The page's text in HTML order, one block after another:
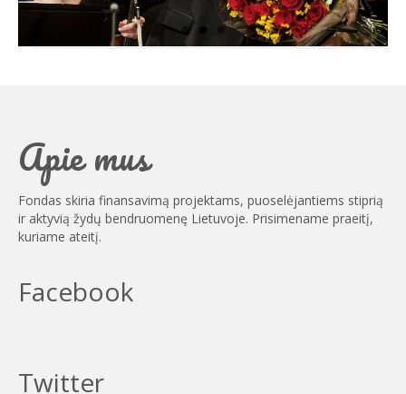
Apie mus
Fondas skiria finansavimą projektams, puoselėjantiems stiprią
ir aktyvią žydų bendruomenę Lietuvoje. Prisimename praeitį,
kuriame ateitį.
Facebook
Twitter